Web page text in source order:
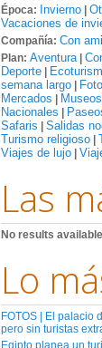
Época: Invierno
Vacaciones de
Compañía: Con
Plan: Aventura|
Deporte
semana largo
Mercados Museos
Nacionales
Safaris Salidas
Turismo religioso
Viajes de lujo
Las
No results available
Lo
FOTOS | El palacio
pero sin turistas
Egipto planea un